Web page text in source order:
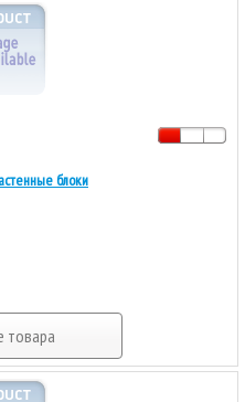
блоки
товара